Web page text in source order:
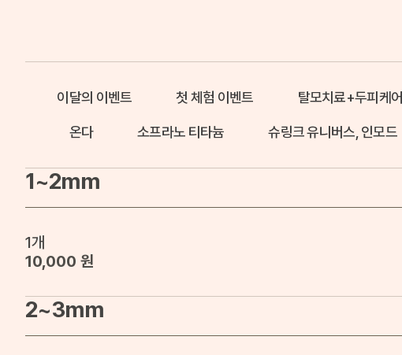
이달의 이벤트 첫 체험 이벤트 탈모치료+두피케어
온다 소프라노 티타늄 슈링크 유니버스, 인모드
1~2mm
1개
10,000 원
2~3mm